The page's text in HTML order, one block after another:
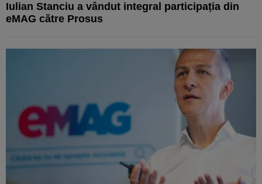
Iulian Stanciu a vândut integral participația din
eMAG către Prosus